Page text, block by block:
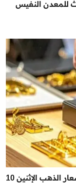
للمعدن النفيس
سعر عيار 21 اليوم.. مفاجأة جديدة في أسعار الذهب الإثنين 10